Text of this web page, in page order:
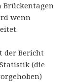
Brückentagen
wenn
der Bericht
(die